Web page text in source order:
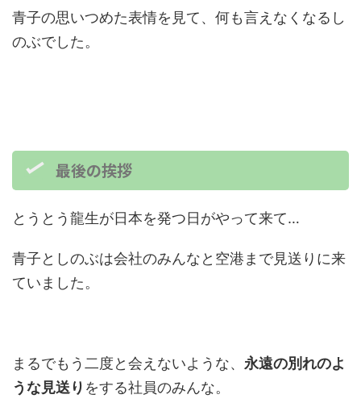
青子の思いつめた表情を見て、何も言えなくなるし
のぶでした。
最後の挨拶
とうとう龍生が日本を発つ日がやって来て…
青子としのぶは会社のみんなと空港まで見送りに来
ていました。
まるでもう二度と会えないような、 永遠の別れのよ
うな見送り をする社員のみんな。